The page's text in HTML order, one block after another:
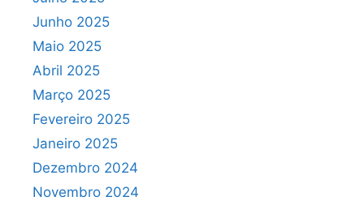
Junho 2025
Maio 2025
Abril 2025
Março 2025
Fevereiro 2025
Janeiro 2025
Dezembro 2024
Novembro 2024